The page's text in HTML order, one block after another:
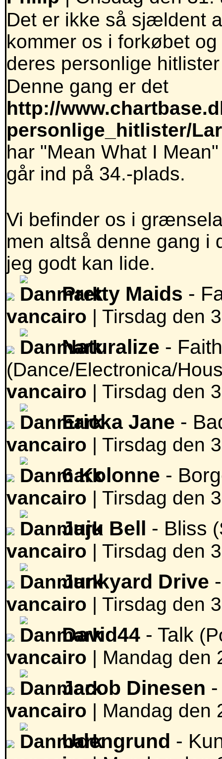
Det er ikke så sjældent
kommer os i forkøbet
deres personlige
Denne gang er det
http://
personlige_hitlister/
har "Mean What I
går ind på 34.-plads.
Vi befinder os i
men altså denne gang
jeg godt kan lide.
Pretty Maids -
vancairo | Tirsdag den
Naturalize -
(Dance/Electronica/
vancairo | Tirsdag den
Ericka Jane -
vancairo | Tirsdag den
6 Kolonne -
vancairo | Tirsdag den
Juju Bell - Bliss
vancairo | Tirsdag den
Junkyard Drive
vancairo | Tirsdag den
David44 - Talk
vancairo | Mandag den
Jacob Dinesen
vancairo | Mandag den
Udengrund -